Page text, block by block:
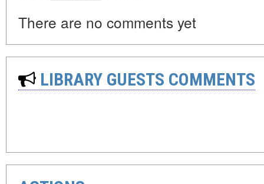
There are no comments yet
LIBRARY GUESTS COMMENTS